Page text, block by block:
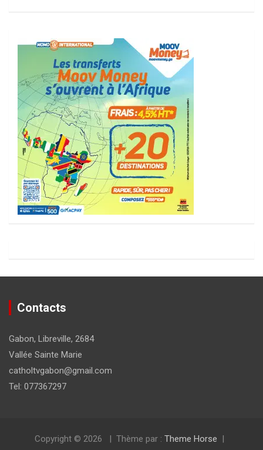
Contacts
Gabon, Libreville, 2684
Vallée Sainte Marie
catholtvgabon@gmail.com
Tel: 077367297
Copyright © 2026 Thème par : Theme Horse